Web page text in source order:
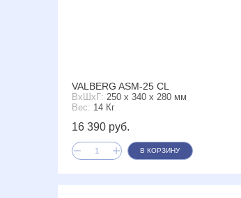
VALBERG ASM-25 CL
ВxШxГ: 250 x 340 x 280 мм
Вес: 14 Кг
16 390 руб.
В КОРЗИНУ